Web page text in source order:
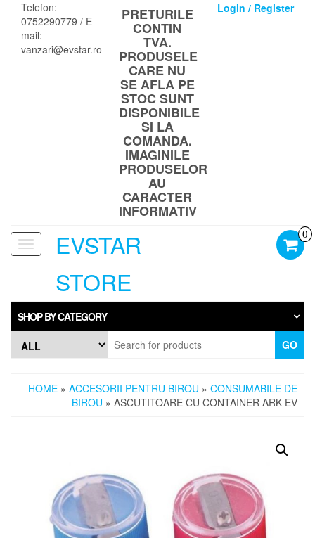
content
Telefon:
0752290779 / E-
mail:
vanzari@evstar.ro
PRETURILE
CONTIN
TVA.
PRODUSELE
CARE NU
SE AFLA PE
STOC SUNT
DISPONIBILE
SI LA
COMANDA.
IMAGINILE
PRODUSELOR
AU
CARACTER
INFORMATIV
Login / Register
Toggle
navigationEVSTAR
STORE
0
SHOP BY CATEGORY
GO
HOME » ACCESORII PENTRU BIROU » CONSUMABILE DE
BIROU » ASCUTITOARE CU CONTAINER ARK EV